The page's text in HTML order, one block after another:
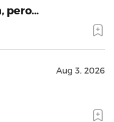
pero…
Aug 3, 2026